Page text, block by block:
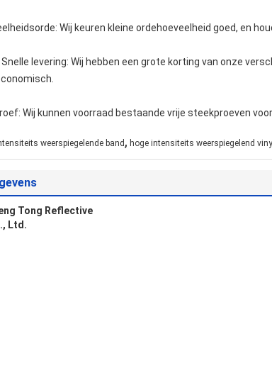
Wij keuren kleine ordehoeveelheid goed, en
Snelle levering: Wij hebben een grote korting van onze
Wij kunnen voorraad bestaande vrije steekproeven
weerspiegelende band , hoge intensiteits weerspiegelend vinyl
Tong Reflective
Ltd.